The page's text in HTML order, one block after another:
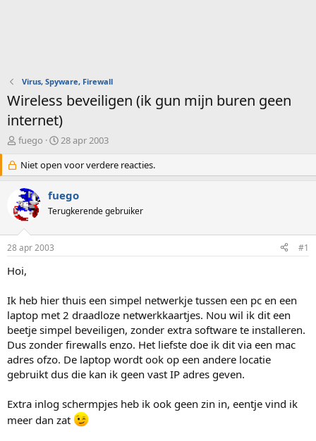
Virus, Spyware, Firewall
Wireless beveiligen (ik gun mijn buren geen
internet)
O
d
e
r
w
e
s
t
a
t
e
r
fuego
S
a
r
d
a
m
28 apr 2003
Niet open voor verdere reacties.
fuego
Terugkerende gebruiker
28 apr 2003 #1
Hoi,
Ik heb hier thuis een simpel netwerkje tussen een pc en een
laptop met 2 draadloze netwerkkaartjes. Nou wil ik dit een
beetje simpel beveiligen, zonder extra software te installeren.
Dus zonder firewalls enzo. Het liefste doe ik dit via een mac
adres ofzo. De laptop wordt ook op een andere locatie
gebruikt dus die kan ik geen vast IP adres geven.
Extra inlog schermpjes heb ik ook geen zin in, eentje vind ik
meer dan zat